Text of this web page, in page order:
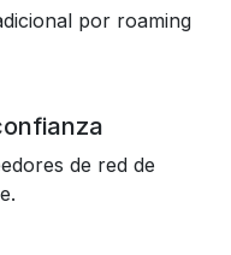
por roaming
de red de